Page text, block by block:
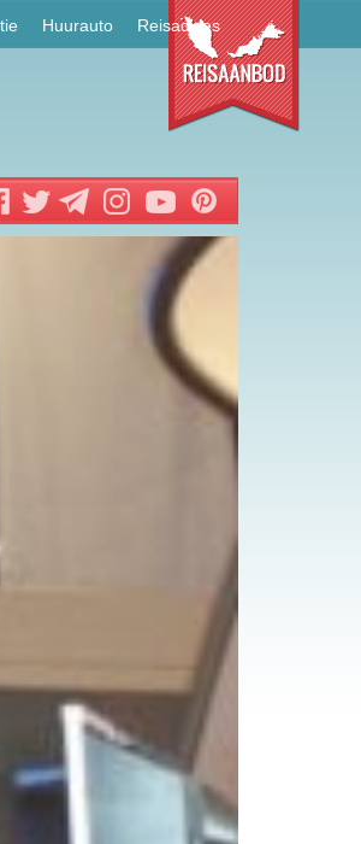
Huurauto Reisadvies